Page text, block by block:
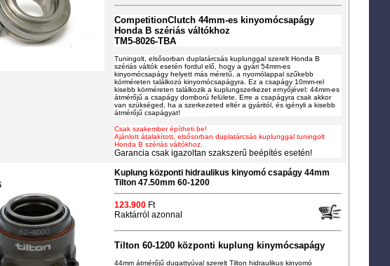
CompetitionClutch 44mm-es kinyomócsapágy
Honda B szériás váltókhoz
TM5-8026-TBA
Tuningolt, elsősorban duplatárcsás kuplunggal szerelt Honda B
szériás váltók esetén fordul elő, hogy a gyári 54mm-es
kinyomócsapágy helyett más méretű, a nyomólappal szűkebb
körméreten találkozó kinyomócsapágyra. Ez a csapágy 10mm-rel
kisebb körméreten találkozik a kuplungszerkezet ernyőjével: 44mm-es
átmérőjű a csapágy domború felülete. Erre a csapágyra csak akkor
van szükséged, ha a szerkezeted eltér a gyáritól, és igényli a kisebb
átmérőjű csapágyat!
Csak szakember építheti be!
Ajánlott átalakított, elsősorban duplatárcsás kuplunggal tuningolt
Honda B szériás váltókhoz.
Garancia csak igazoltan szakszerű beépítés esetén!
Kuplung központi hidraulikus kinyomó csapágy 44mm
Tilton 47.50mm 60-1200
123.900 Ft
Raktárról azonnal
Tilton 60-1200 központi kuplung kinymócsapágy
44mm átmérőjű dugattyúval szerelt Tilton hidraulikus kinyomó